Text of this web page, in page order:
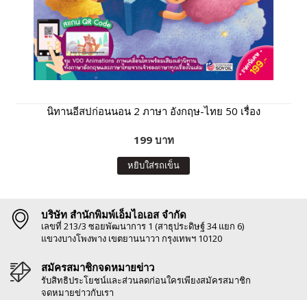
นิทานอีสปก่อนนอน 2 ภาษา อังกฤษ-ไทย 50 เรื่อง
199 บาท
หยิบใส่รถเข็น
บริษัท สำนักพิมพ์เอ็มไอเอส จำกัด
เลขที่ 213/3 ซอยพัฒนาการ 1 (สาธุประดิษฐ์ 34 แยก 6)
แขวงบางโพงพาง เขตยานนาวา กรุงเทพฯ 10120
สมัครสมาชิกจดหมายข่าว
รับสิทธิประโยชน์และส่วนลดก่อนใครเพียงสมัครสมาชิก
จดหมายข่าวกับเรา